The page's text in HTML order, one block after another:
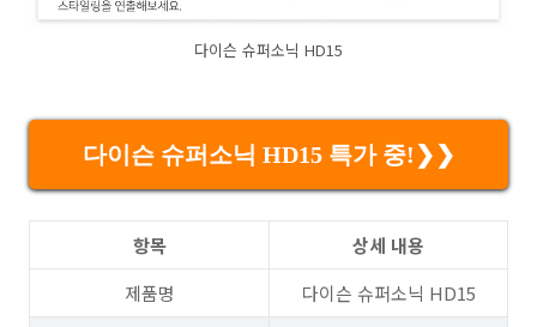
다이슨 슈퍼소닉 HD15
다이슨 슈퍼소닉 HD15 특가 중!❯❯
항목
상세 내용
제품명
다이슨 슈퍼소닉 HD15